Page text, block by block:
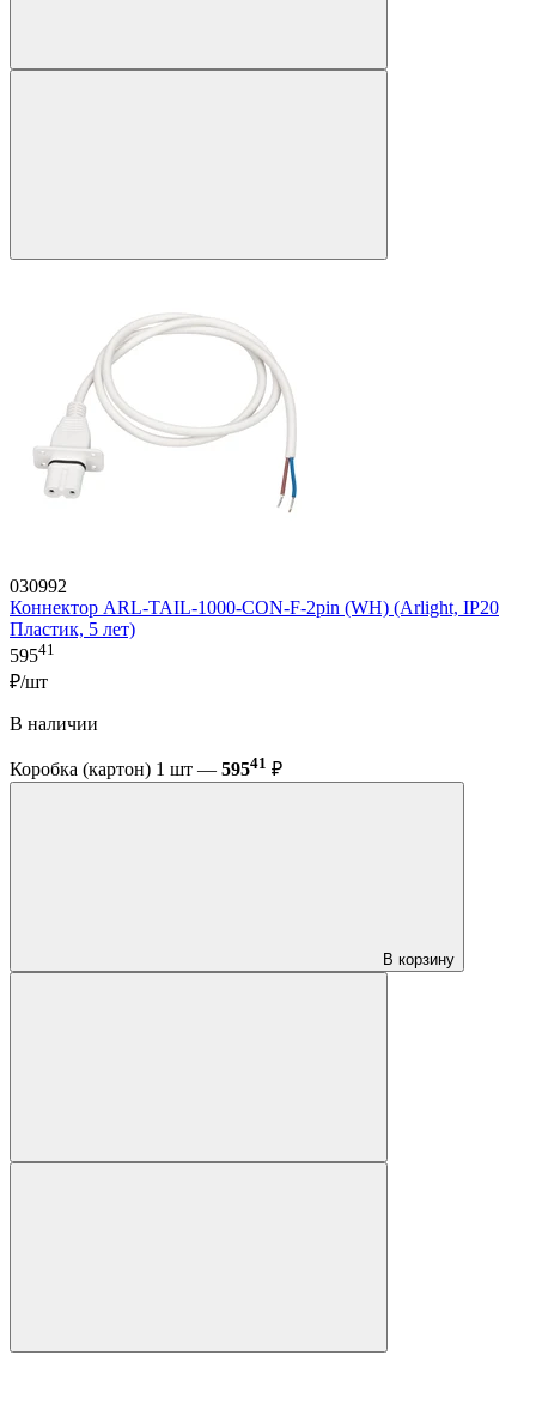
030992
Коннектор ARL-TAIL-1000-CON-F-2pin (WH) (Arlight, IP20
Пластик, 5 лет)
59541
₽/шт
В наличии
Коробка (картон) 1 шт — 59541 ₽
В корзину